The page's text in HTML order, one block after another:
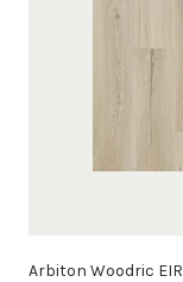
Arbiton Woodric EIR